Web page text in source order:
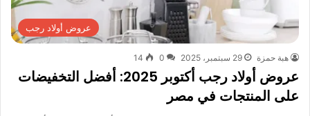
عروض أولاد رجب
هبة حمزة 29 سبتمبر، 2025 0
14
عروض أولاد رجب أكتوبر 2025: أفضل التخفيضات
على المنتجات في مصر